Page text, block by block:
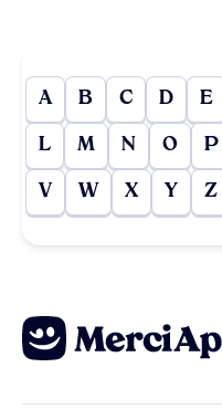
A B C D E
L M N O P
V W X Y Z